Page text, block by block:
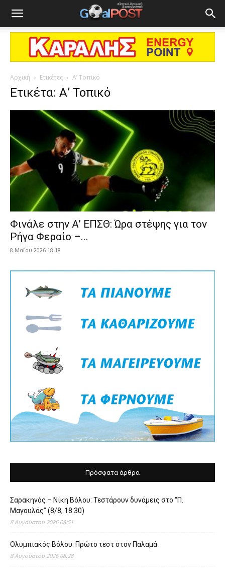
Αρχική Ετικέτες Α’ Τοπικό
Ετικέτα: Α’ Τοπικό
Φινάλε στην Α’ ΕΠΣΘ: Ώρα στέψης για τον
Ρήγα Φεραίο –...
8 Μαΐου 2026 18:18
Πρόσφατα άρθρα
Σαρακηνός – Νίκη Βόλου: Τεστάρουν δυνάμεις στο “Π.
Μαγουλάς” (8/8, 18:30)
8 Αυγούστου 2026 08:51
Ολυμπιακός Βόλου: Πρώτο τεστ στον Παλαμά
8 Αυγούστου 2026 08:28